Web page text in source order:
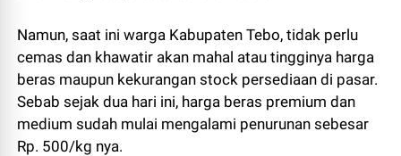
Namun, saat ini warga Kabupaten Tebo, tidak perlu
cemas dan khawatir akan mahal atau tingginya harga
beras maupun kekurangan stock persediaan di pasar.
Sebab sejak dua hari ini, harga beras premium dan
medium sudah mulai mengalami penurunan sebesar
Rp. 500/kg nya.